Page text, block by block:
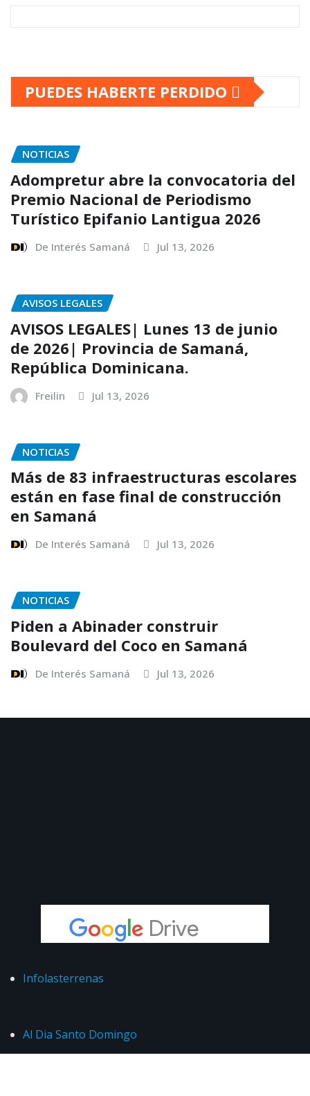
PUEDES HABERTE PERDIDO
NOTICIAS
Adompretur abre la convocatoria del
Premio Nacional de Periodismo
Turístico Epifanio Lantigua 2026
De Interés Samaná Jul 13, 2026
AVISOS LEGALES
AVISOS LEGALES| Lunes 13 de junio
de 2026| Provincia de Samaná,
República Dominicana.
Freilin Jul 13, 2026
NOTICIAS
Más de 83 infraestructuras escolares
están en fase final de construcción
en Samaná
De Interés Samaná Jul 13, 2026
NOTICIAS
Piden a Abinader construir
Boulevard del Coco en Samaná
De Interés Samaná Jul 13, 2026
Infolasterrenas
Al Dia Santo Domingo